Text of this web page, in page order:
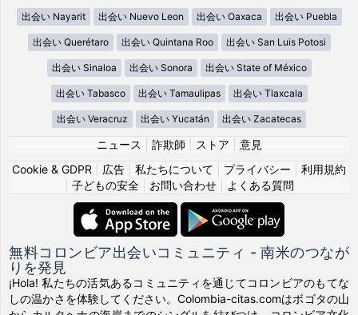
出会い Nayarit 出会い Nuevo Leon 出会い Oaxaca 出会い Puebla
出会い Querétaro 出会い Quintana Roo 出会い San Luis Potosi
出会い Sinaloa 出会い Sonora 出会い State of México
出会い Tabasco 出会い Tamaulipas 出会い Tlaxcala
出会い Veracruz 出会い Yucatán 出会い Zacatecas
ニュース 詐欺師 ストア
意見
Cookie & GDPR
広告 私たちについて プライバシー
利用規約
子どもの安全| お問い合わせ| よくある質問
無料コロンビア出会いコミュニティ - 南米のつなが
りを発見
¡Hola! 私たちの活気あるコミュニティを通じてコロンビアのもてな
しの温かさを体験してください。Colombia-citas.comはボゴタの山